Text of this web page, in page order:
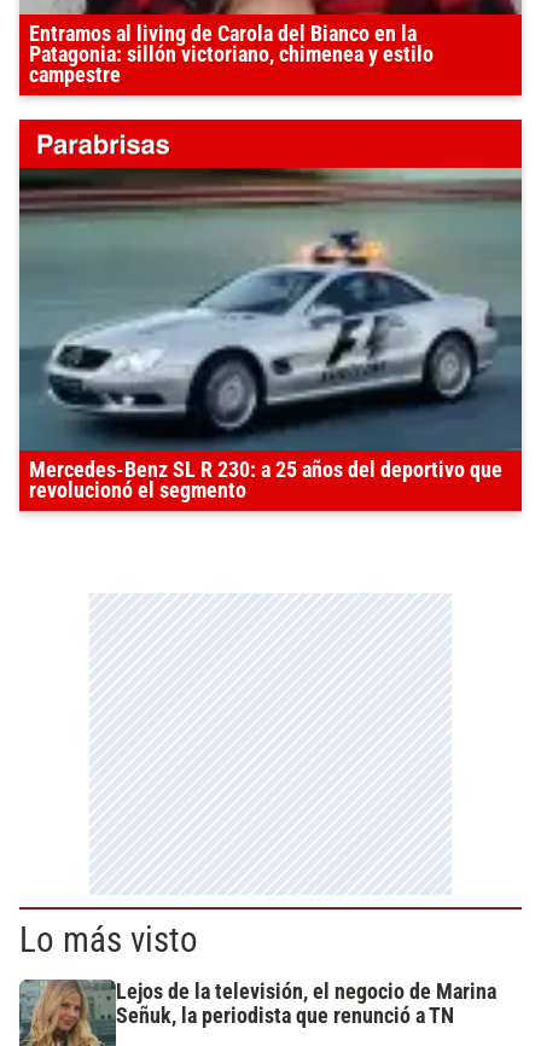
Entramos al living de Carola del Bianco en la
Patagonia: sillón victoriano, chimenea y estilo
campestre
Mercedes-Benz SL R 230: a 25 años del deportivo que
revolucionó el segmento
Lo más visto
Lejos de la televisión, el negocio de Marina
Señuk, la periodista que renunció a TN